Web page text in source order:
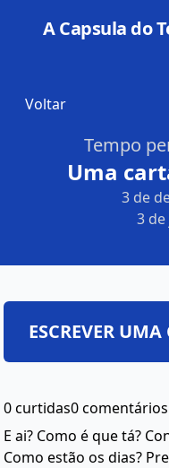
A Capsula do
Voltar
Tempo
Uma
3 de
3
0 curtidas0 comentários
E ai? Como é que tá?
Como estão os dias?
ESCREVER